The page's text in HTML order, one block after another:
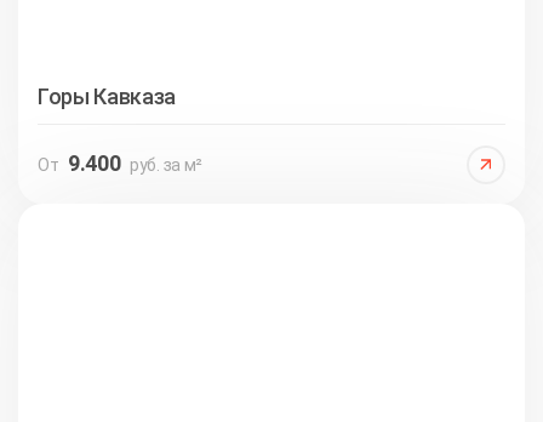
Горы Кавказа
От 9.400 руб. за м²